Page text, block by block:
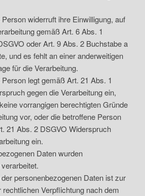
widerruft ihre Einwilligung, auf
gemäß Art. 6 Abs. 1
oder Art. 9 Abs. 2 Buchstabe a
und es fehlt an einer anderweitigen
für die Verarbeitung.
legt gemäß Art. 21 Abs. 1
gegen die Verarbeitung ein,
vorrangigen berechtigten Gründe
vor, oder die betroffene Person
21 Abs. 2 DSGVO Widerspruch
ein.
Daten wurden
personenbezogenen Daten ist zur
rechtlichen Verpflichtung nach dem